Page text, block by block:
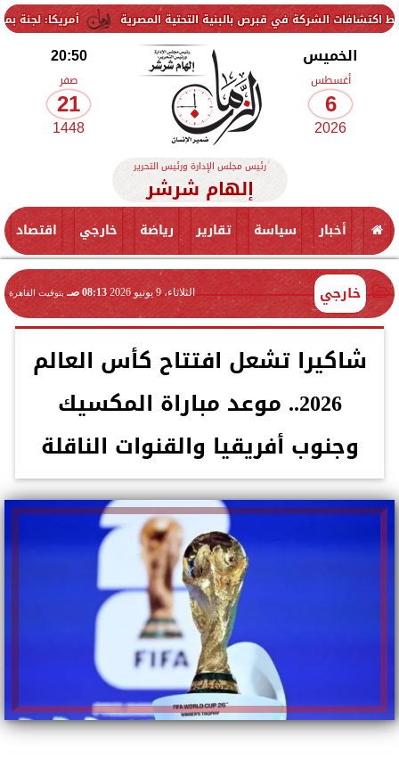
أمريكا: لجنة بمجلس الشيوخ في قبرص بالبنية التحتية المصرية
الخميس
أغسطس
6
2026
20:50
صفر
21
1448
رئيس مجلس الإدارة ورئيس التحرير
إلهام شرشر
أخبار سياسة تقارير رياضة خارجي اقتصاد
خارجي الثلاثاء، 9 يونيو 2026 08:13 صـ بتوقيت القاهرة
شاكيرا تشعل افتتاح كأس العالم
2026.. موعد مباراة المكسيك
وجنوب أفريقيا والقنوات الناقلة